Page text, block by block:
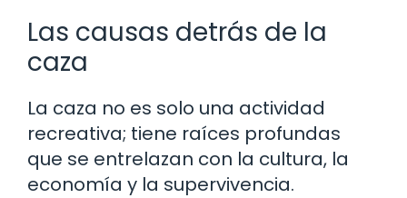
Las causas detrás de la
caza
La caza no es solo una actividad
recreativa; tiene raíces profundas
que se entrelazan con la cultura, la
economía y la supervivencia.